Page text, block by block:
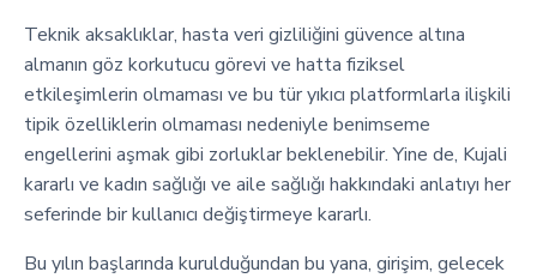
Teknik aksaklıklar, hasta veri gizliliğini güvence altına
almanın göz korkutucu görevi ve hatta fiziksel
etkileşimlerin olmaması ve bu tür yıkıcı platformlarla ilişkili
tipik özelliklerin olmaması nedeniyle benimseme
engellerini aşmak gibi zorluklar beklenebilir. Yine de, Kujali
kararlı ve kadın sağlığı ve aile sağlığı hakkındaki anlatıyı her
seferinde bir kullanıcı değiştirmeye kararlı.
Bu yılın başlarında kurulduğundan bu yana, girişim, gelecek